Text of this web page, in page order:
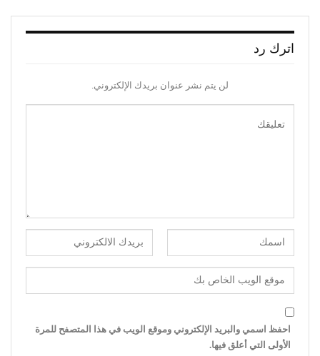
اترك رد
لن يتم نشر عنوان بريدك الإلكتروني.
احفظ اسمي والبريد الإلكتروني وموقع الويب في هذا المتصفح للمرة
الأولى التي أعلق فيها.